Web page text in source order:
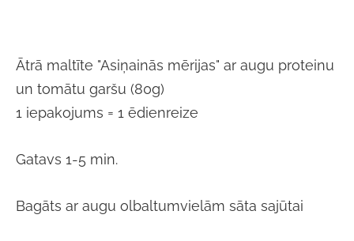
Ātrā maltīte "Asiņainās mērijas" ar augu proteinu
un tomātu garšu (80g)
1 iepakojums = 1 ēdienreize
Gatavs 1-5 min.
Bagāts ar augu olbaltumvielām sāta sajūtai